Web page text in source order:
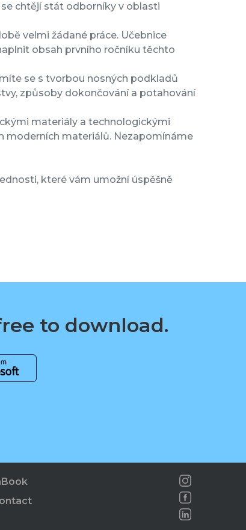
chtějí stát odborníky v oblasti
velmi žádané práce. Učebnice
obsah prvního ročníku těchto
se s tvorbou nosných podkladů
způsoby dokončování a potahování
materiály a technologickými
moderních materiálů. Nezapomínáme
které vám umožní úspěšně
to download.